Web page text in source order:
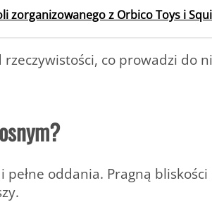
zorganizowanego z Orbico Toys i
co prowadzi do
pełne oddania. Pragną